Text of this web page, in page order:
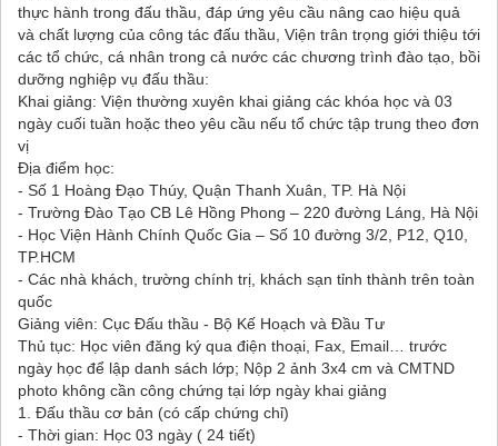
thực hành trong đấu thầu, đáp ứng yêu cầu nâng cao hiệu quả
và chất lượng của công tác đấu thầu, Viện trân trọng giới thiệu tới
các tổ chức, cá nhân trong cả nước các chương trình đào tạo, bồi
dưỡng nghiệp vụ đấu thầu:
Khai giảng: Viện thường xuyên khai giảng các khóa học và 03
ngày cuối tuần hoặc theo yêu cầu nếu tổ chức tập trung theo đơn
vị
Địa điểm học:
- Số 1 Hoàng Đạo Thúy, Quận Thanh Xuân, TP. Hà Nội
- Trường Đào Tạo CB Lê Hồng Phong – 220 đường Láng, Hà Nội
- Học Viện Hành Chính Quốc Gia – Số 10 đường 3/2, P12, Q10,
TP.HCM
- Các nhà khách, trường chính trị, khách sạn tỉnh thành trên toàn
quốc
Giảng viên: Cục Đấu thầu - Bộ Kế Hoạch và Đầu Tư
Thủ tục: Học viên đăng ký qua điện thoại, Fax, Email… trước
ngày học để lập danh sách lớp; Nộp 2 ảnh 3x4 cm và CMTND
photo không cần công chứng tại lớp ngày khai giảng
1. Đấu thầu cơ bản (có cấp chứng chỉ)
- Thời gian: Học 03 ngày ( 24 tiết)